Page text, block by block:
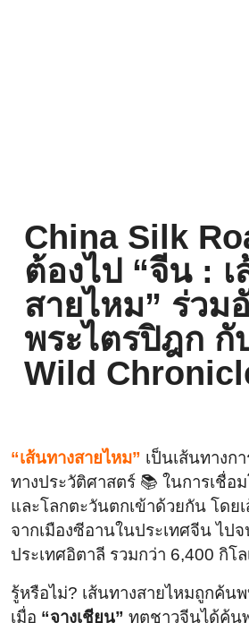
China Silk
ต้องไป “จีน : เ
สายไหม” ร่ว
พระไตรปิฎก กั
Wild
“เส้นทางสายไหม” เป็นเส้นทางก
ทางประวัติศาสตร์ 📚 ในการเชื่อ
และโลกตะวันตกเข้าด้วยกัน โดย
จากเมืองซีอานในประเทศจีน ไป
ประเทศอิตาลี รวมกว่า 6,400 กิโ
รู้หรือไม่? เส้นทางสายไหมถูกค้น
เมื่อ “จางเชียน” ทูตชาวจีนได้ค้น